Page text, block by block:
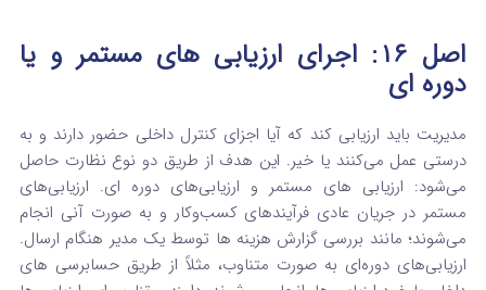
اصل ۱۶: اجرای ارزیابی‌ های مستمر و یا
دوره‌ ای
مدیریت باید ارزیابی کند که آیا اجزای کنترل داخلی حضور دارند و به
درستی عمل می‌کنند یا خیر. این هدف از طریق دو نوع نظارت حاصل
می‌شود: ارزیابی‌ های مستمر و ارزیابی‌های دوره‌ ای. ارزیابی‌های
مستمر در جریان عادی فرآیندهای کسب‌وکار و به صورت آنی انجام
می‌شوند؛ مانند بررسی گزارش هزینه‌ ها توسط یک مدیر هنگام ارسال.
ارزیابی‌های دوره‌ای به صورت متناوب، مثلاً از طریق حسابرسی‌ های